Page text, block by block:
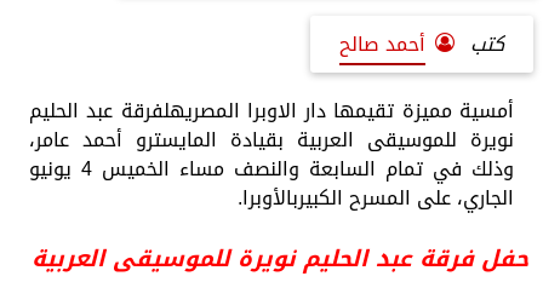
كتب
أحمد صالح
أمسية مميزة تقيمها دار الاوبرا المصريهلفرقة عبد الحليم
نويرة للموسيقى العربية بقيادة المايسترو أحمد عامر،
وذلك في تمام السابعة والنصف مساء الخميس 4 يونيو
الجاري، على المسرح الكبيربالأوبرا.
حفل فرقة عبد الحليم نويرة للموسيقى العربية